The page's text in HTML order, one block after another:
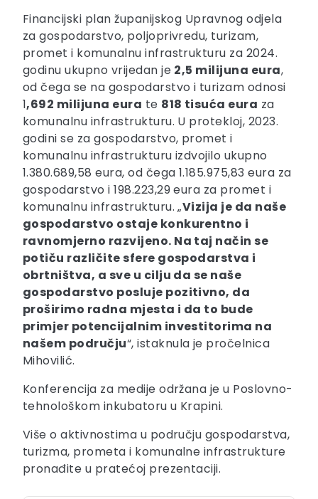
Financijski plan županijskog Upravnog odjela
za gospodarstvo, poljoprivredu, turizam,
promet i komunalnu infrastrukturu za 2024.
godinu ukupno vrijedan je 2,5 milijuna eura,
od čega se na gospodarstvo i turizam odnosi
1,692 milijuna eura te 818 tisuća eura za
komunalnu infrastrukturu. U protekloj, 2023.
godini se za gospodarstvo, promet i
komunalnu infrastrukturu izdvojilo ukupno
1.380.689,58 eura, od čega 1.185.975,83 eura za
gospodarstvo i 198.223,29 eura za promet i
komunalnu infrastrukturu. „Vizija je da naše
gospodarstvo ostaje konkurentno i
ravnomjerno razvijeno. Na taj način se
potiču različite sfere gospodarstva i
obrtništva, a sve u cilju da se naše
gospodarstvo posluje pozitivno, da
proširimo radna mjesta i da to bude
primjer potencijalnim investitorima na
našem području“, istaknula je pročelnica
Mihovilić.
Konferencija za medije održana je u Poslovno-
tehnološkom inkubatoru u Krapini.
Više o aktivnostima u području gospodarstva,
turizma, prometa i komunalne infrastrukture
pronađite u pratećoj prezentaciji.